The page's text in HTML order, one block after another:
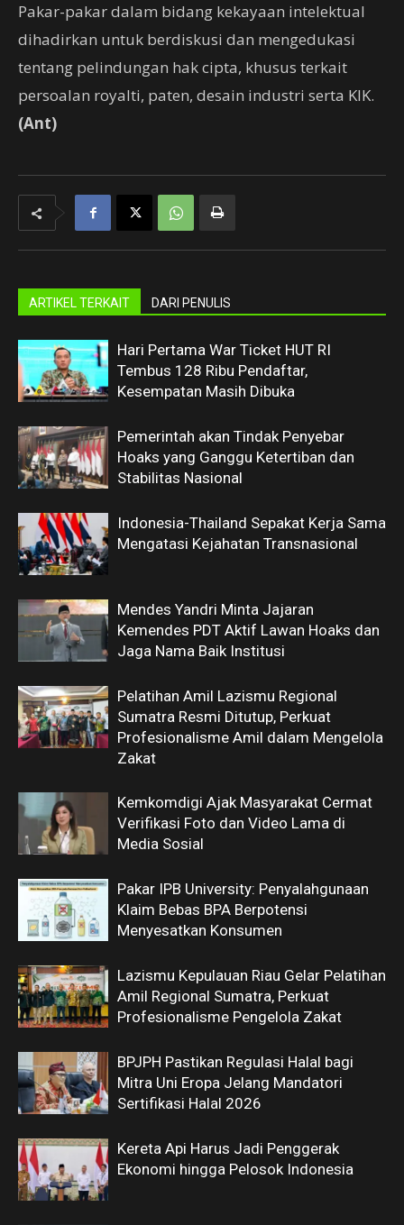
Pakar-pakar dalam bidang kekayaan intelektual
dihadirkan untuk berdiskusi dan mengedukasi
tentang pelindungan hak cipta, khusus terkait
persoalan royalti, paten, desain industri serta KIK.
(Ant)
ARTIKEL TERKAIT DARI PENULIS
Hari Pertama War Ticket HUT RI
Tembus 128 Ribu Pendaftar,
Kesempatan Masih Dibuka
Pemerintah akan Tindak Penyebar
Hoaks yang Ganggu Ketertiban dan
Stabilitas Nasional
Indonesia-Thailand Sepakat Kerja Sama
Mengatasi Kejahatan Transnasional
Mendes Yandri Minta Jajaran
Kemendes PDT Aktif Lawan Hoaks dan
Jaga Nama Baik Institusi
Pelatihan Amil Lazismu Regional
Sumatra Resmi Ditutup, Perkuat
Profesionalisme Amil dalam Mengelola
Zakat
Kemkomdigi Ajak Masyarakat Cermat
Verifikasi Foto dan Video Lama di
Media Sosial
Pakar IPB University: Penyalahgunaan
Klaim Bebas BPA Berpotensi
Menyesatkan Konsumen
Lazismu Kepulauan Riau Gelar Pelatihan
Amil Regional Sumatra, Perkuat
Profesionalisme Pengelola Zakat
BPJPH Pastikan Regulasi Halal bagi
Mitra Uni Eropa Jelang Mandatori
Sertifikasi Halal 2026
Kereta Api Harus Jadi Penggerak
Ekonomi hingga Pelosok Indonesia